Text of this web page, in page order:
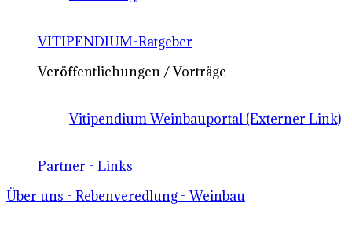
VITIPENDIUM-Ratgeber
Veröffentlichungen / Vorträge
Vitipendium Weinbauportal (Externer Link)
Partner - Links
Über uns - Rebenveredlung - Weinbau